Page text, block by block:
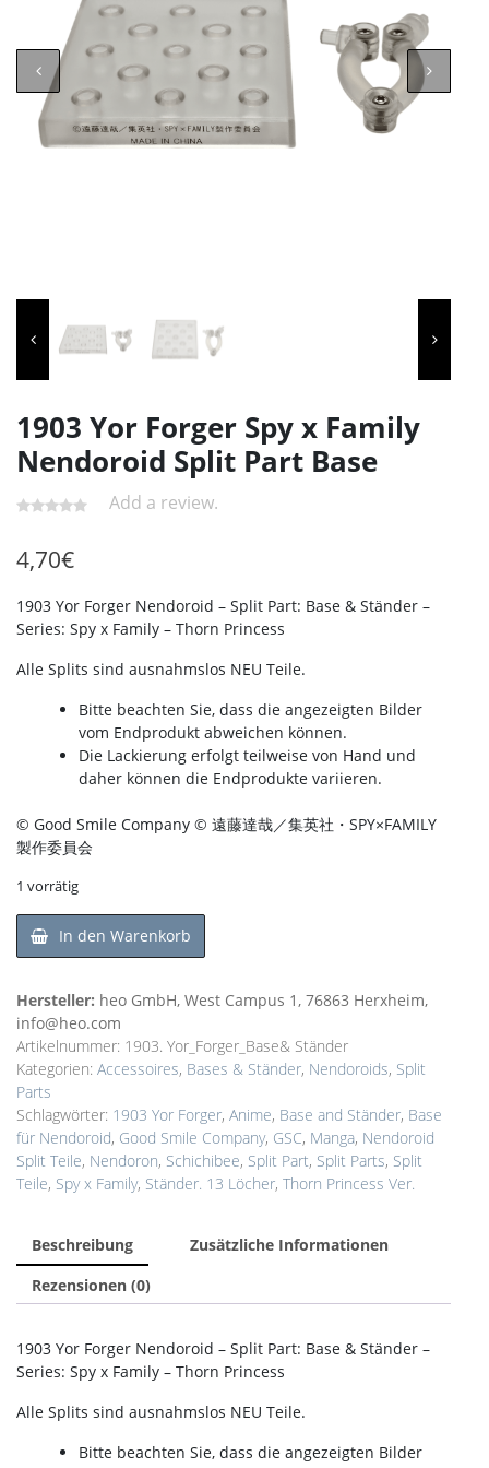
1903 Yor Forger Spy x Family
Nendoroid Split Part Base
Add a review.
4,70€
1903 Yor Forger Nendoroid – Split Part: Base & Ständer –
Series: Spy x Family – Thorn Princess
Alle Splits sind ausnahmslos NEU Teile.
Bitte beachten Sie, dass die angezeigten Bilder
vom Endprodukt abweichen können.
Die Lackierung erfolgt teilweise von Hand und
daher können die Endprodukte variieren.
© Good Smile Company © 遠藤達哉／集英社・SPY×FAMILY
製作委員会
1 vorrätig
In den Warenkorb
Hersteller: heo GmbH, West Campus 1, 76863 Herxheim,
info@heo.com
Artikelnummer: 1903. Yor_Forger_Base& Ständer
Kategorien: Accessoires, Bases & Ständer, Nendoroids, Split
Parts
Schlagwörter: 1903 Yor Forger, Anime, Base and Ständer, Base
für Nendoroid, Good Smile Company, GSC, Manga, Nendoroid
Split Teile, Nendoron, Schichibee, Split Part, Split Parts, Split
Teile, Spy x Family, Ständer. 13 Löcher, Thorn Princess Ver.
Beschreibung
Zusätzliche Informationen
Rezensionen (0)
1903 Yor Forger Nendoroid – Split Part: Base & Ständer –
Series: Spy x Family – Thorn Princess
Alle Splits sind ausnahmslos NEU Teile.
Bitte beachten Sie, dass die angezeigten Bilder